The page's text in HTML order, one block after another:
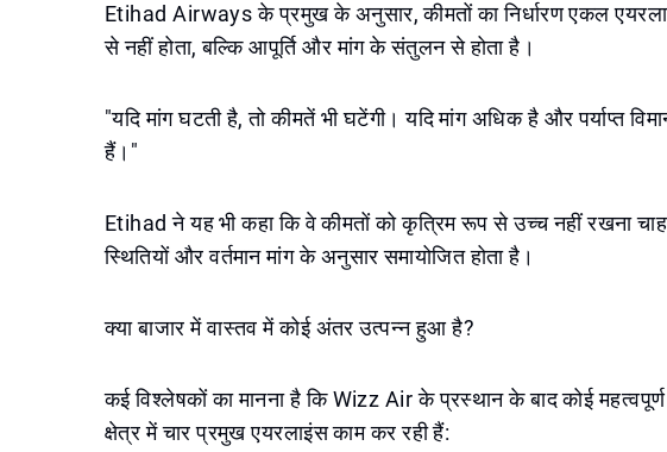
Etihad Airways के प्रमुख के अनुसार, कीमतों का निर्धारण एकल
से नहीं होता, बल्कि आपूर्ति और मांग के संतुलन से होता है।
"यदि मांग घटती है, तो कीमतें भी घटेंगी। यदि मांग अधिक है और पर्याप्त
हैं।"
Etihad ने यह भी कहा कि वे कीमतों को कृत्रिम रूप से उच्च नहीं रखना
स्थितियों और वर्तमान मांग के अनुसार समायोजित होता है।
क्या बाजार में वास्तव में कोई अंतर उत्पन्न हुआ है?
कई विश्लेषकों का मानना है कि Wizz Air के प्रस्थान के बाद कोई महत्वपूर्ण
क्षेत्र में चार प्रमुख एयरलाइंस काम कर रही हैं: